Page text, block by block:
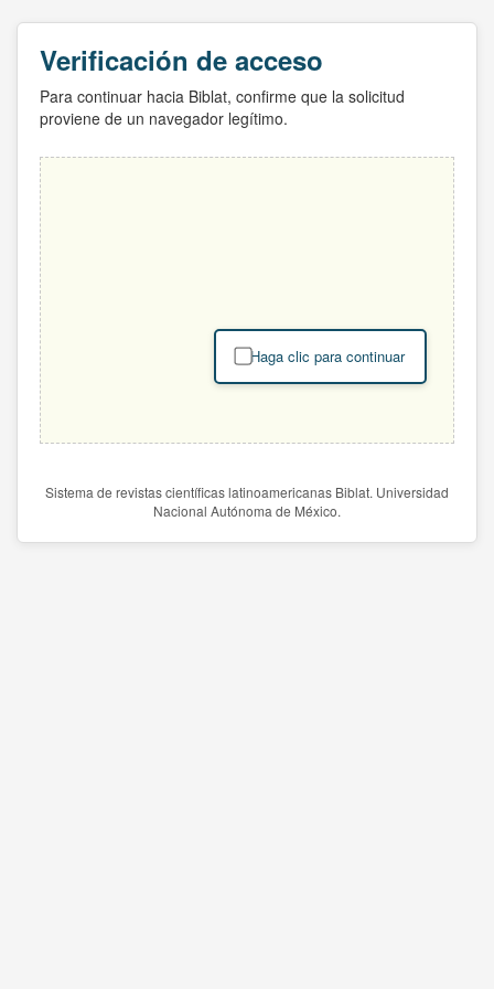
Verificación de acceso
Para continuar hacia Biblat, confirme que la solicitud
proviene de un navegador legítimo.
Haga clic para continuar
Sistema de revistas científicas latinoamericanas Biblat. Universidad
Nacional Autónoma de México.